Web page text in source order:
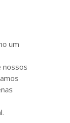
um
nossos